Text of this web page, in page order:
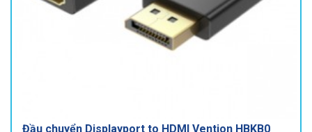
Đầu chuyển Displayport to HDMI Vention HBKB0